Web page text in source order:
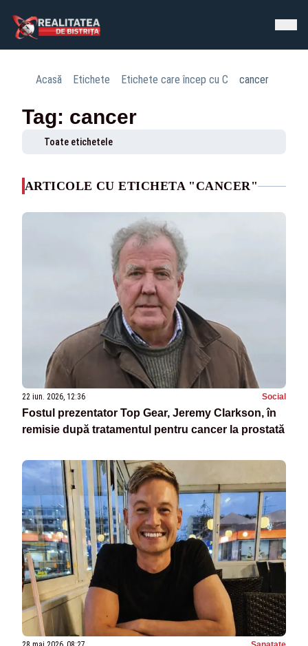
Acasă Etichete Etichete care încep cu C cancer
Tag: cancer
Toate etichetele
ARTICOLE CU ETICHETA "CANCER"
22 iun. 2026, 12:36 Social
Fostul prezentator Top Gear, Jeremy Clarkson, în
remisie după tratamentul pentru cancer la prostată